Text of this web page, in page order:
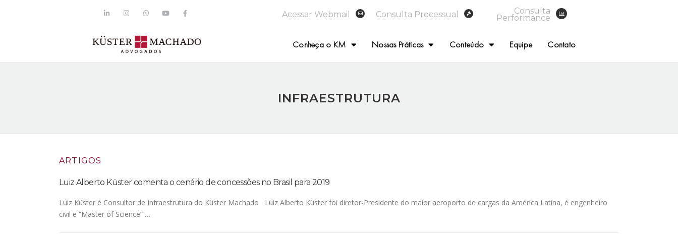
Acessar Webmail Consulta Processual Consulta
Performance
Conheça o KM Nossas Práticas Conteúdo Equipe Contato
INFRAESTRUTURA
ARTIGOS
Luiz Alberto Küster comenta o cenário de concessões no Brasil para 2019
Luiz Küster é Consultor de Infraestrutura do Küster Machado Luiz Alberto Küster foi diretor-Presidente do maior aeroporto de cargas da América Latina, é engenheiro
civil e “Master of Science” …